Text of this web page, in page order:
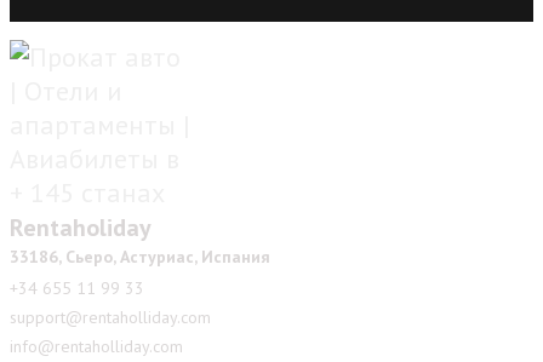
Rentaholiday
33186, Сьеро, Астуриас, Испания
+34 655 11 99 33
support@rentaholliday.com
info@rentaholliday.com